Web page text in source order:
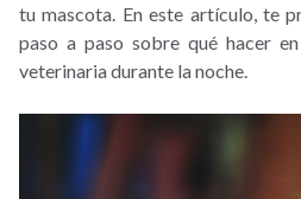
tu mascota. En este artículo, te
paso a paso sobre qué hacer
veterinaria durante la noche.